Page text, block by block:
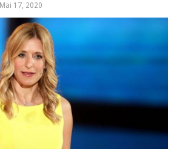
Mai 17, 2020